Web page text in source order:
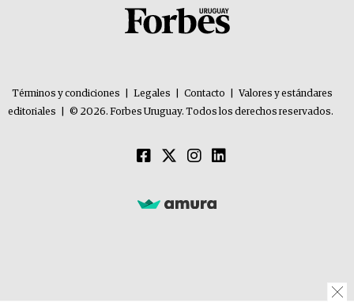
Términos y condiciones Legales Contacto
Valores y estándares
editoriales
© 2026. Forbes Uruguay. Todos los derechos reservados.